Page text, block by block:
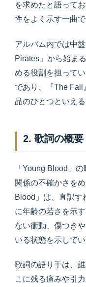
を求めたと語って
性をよく示す一曲で
アルバム内では中
Pirates」から始ま
める役割を担って
であり、『The Fall
品のひとつといえる
2. 歌詞の概要
「Young Blood」
関係の不確かさを
Blood」は、直訳す
に年齢の若さを示
ない衝動、傷つき
いる状態を示して
歌詞の語り手は、
こに残る痛みや引